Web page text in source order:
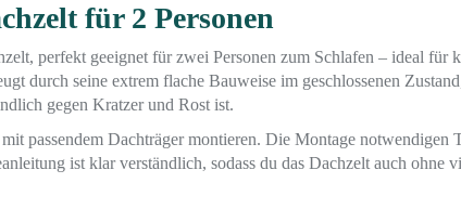
für 2 Personen
perfekt geeignet für zwei Personen zum Schlafen – ideal für
durch seine extrem flache Bauweise im geschlossenen
gegen Kratzer und Rost ist.
passendem Dachträger montieren. Die Montage notwendigen
ist klar verständlich, sodass du das Dachzelt auch ohne